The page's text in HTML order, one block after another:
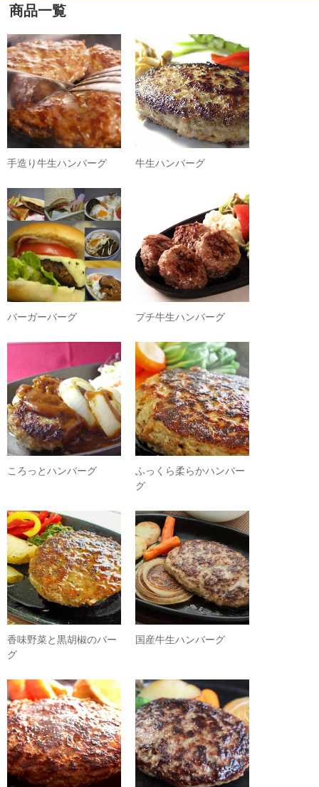
商品一覧
手造り牛生ハンバーグ 牛生ハンバーグ
バーガーバーグ プチ牛生ハンバーグ
ころっとハンバーグ
ふっくら柔らかハンバー
グ
香味野菜と黒胡椒のバー
グ
国産牛生ハンバーグ